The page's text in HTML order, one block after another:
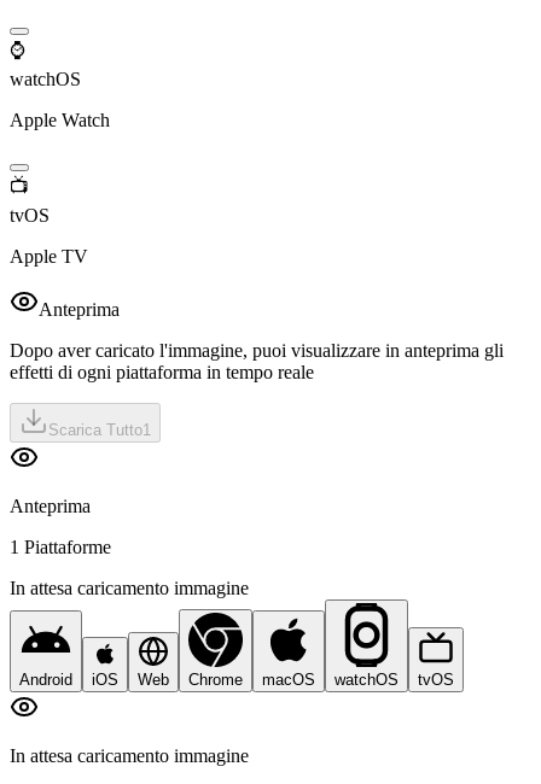
⌚
watchOS
Apple Watch
📺
tvOS
Apple TV
Anteprima
Dopo aver caricato l'immagine, puoi visualizzare in anteprima gli
effetti di ogni piattaforma in tempo reale
Scarica Tutto1
Anteprima
1 Piattaforme
In attesa caricamento immagine
Android iOS Web Chrome macOS watchOS tvOS
In attesa caricamento immagine